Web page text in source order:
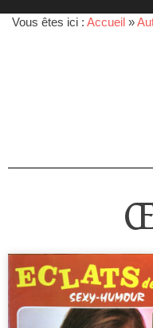
Vous êtes ici : Accueil »